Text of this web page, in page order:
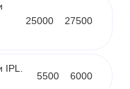
25000 27500
5500 6000